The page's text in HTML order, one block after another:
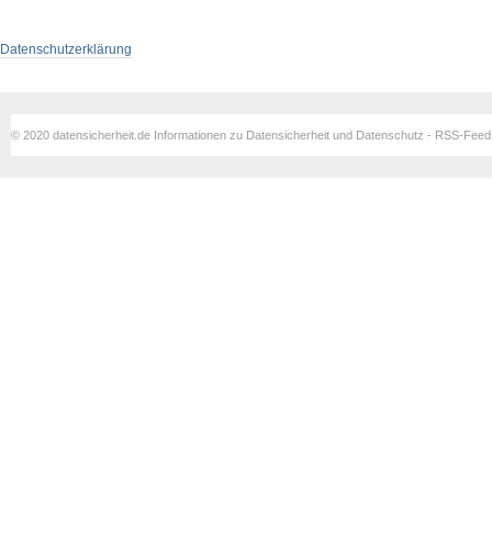
Datenschutzerklärung
© 2020 datensicherheit.de Informationen zu Datensicherheit und Datenschutz - RSS-